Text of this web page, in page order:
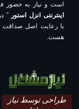
است و نیاز به حضور
اینترنتی انزل استور ”
با رعایت اصل صداقت
هست.
طراحی توسط نیاز